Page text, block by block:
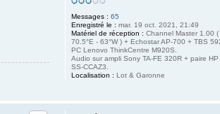
Messages : 65
Enregistré le : mar. 19 oct. 2021, 21:49
Matériel de réception : Channel Master 1.00 (
70.5°E - 63°W ) + Echostar AP-700 + TBS
PC Lenovo ThinkCentre M920S.
Audio sur ampli Sony TA-FE 320R + paire
SS-CCAZ3.
Localisation : Lot & Garonne